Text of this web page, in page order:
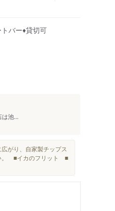
バー♦︎貸切可
池...
がり、自家製チップス
い。 ■イカのフリット ■